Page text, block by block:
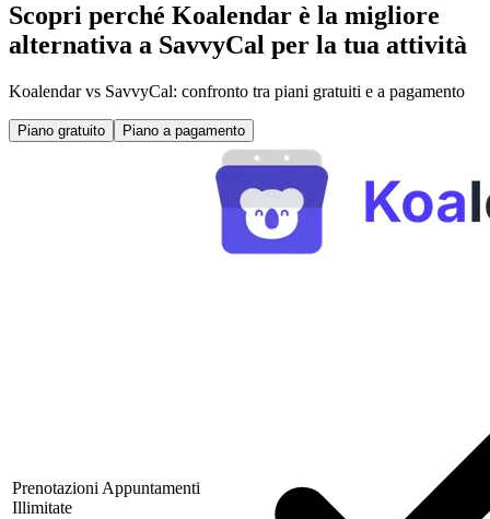
Scopri perché Koalendar è la migliore
alternativa a SavvyCal per la tua attività
Koalendar vs SavvyCal: confronto tra piani gratuiti e a pagamento
Piano gratuito Piano a pagamento
Prenotazioni Appuntamenti
Illimitate